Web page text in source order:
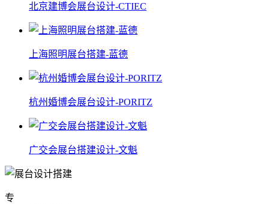
北京建博会展台设计-CTIEC
上海照明展台搭建-蓝德
杭州婚博会展台设计-PORITZ
广交会展台搭建设计-文魁
专